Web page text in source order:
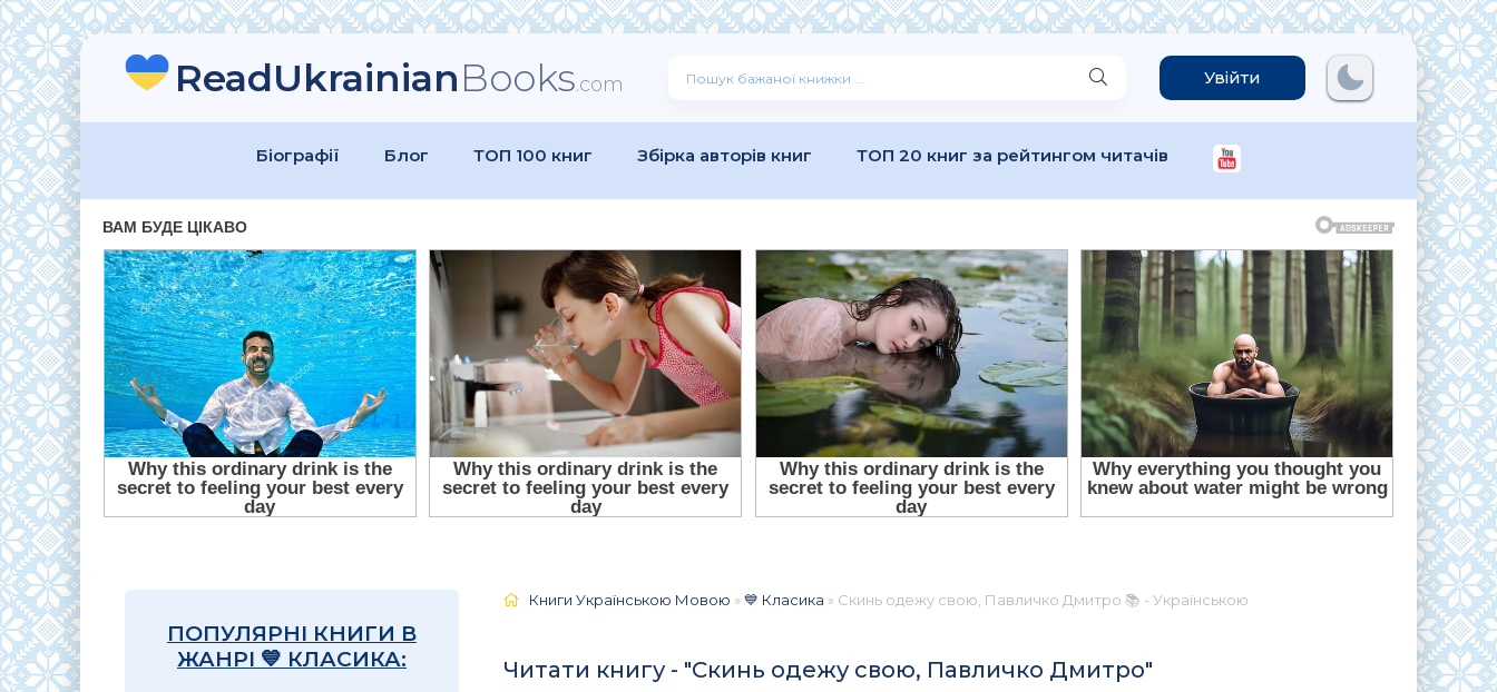
ReadUkrainianBooks.com Увійти
Біографії Блог ТОП 100 книг Збірка авторів книг ТОП 20 книг за рейтингом читачів
ПОПУЛЯРНІ КНИГИ В
ЖАНРІ 💙 КЛАСИКА:
Книги Українською Мовою »💙 Класика » Скинь одежу свою, Павличко Дмитро 📚 - Українською
Читати книгу - "Скинь одежу свою, Павличко Дмитро"